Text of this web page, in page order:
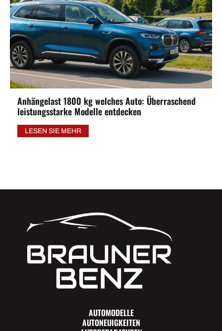
Anhängelast 1800 kg welches Auto: Überraschend
leistungsstarke Modelle entdecken
LESEN SIE MEHR
AUTOMODELLE
AUTONEUIGKEITEN